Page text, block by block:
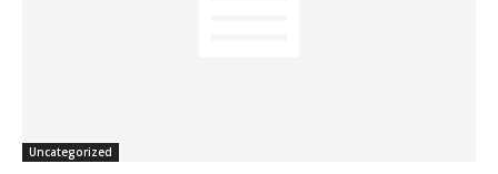
Uncategorized